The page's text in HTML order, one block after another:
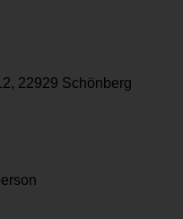
22929 Schönberg